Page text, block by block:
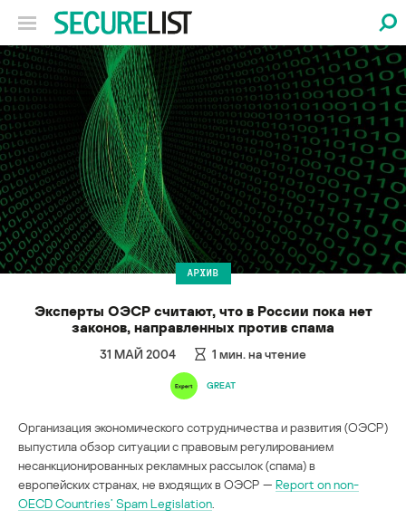
АРХИВ
Эксперты ОЭСР считают, что в России пока нет
законов, направленных против спама
31 МАЙ 2004 1 мин. на чтение
GREAT
Организация экономического сотрудничества и развития (ОЭСР)
выпустила обзор ситуации с правовым регулированием
несанкционированных рекламных рассылок (спама) в
европейских странах, не входящих в ОЭСР — Report on non-
OECD Countries’ Spam Legislation